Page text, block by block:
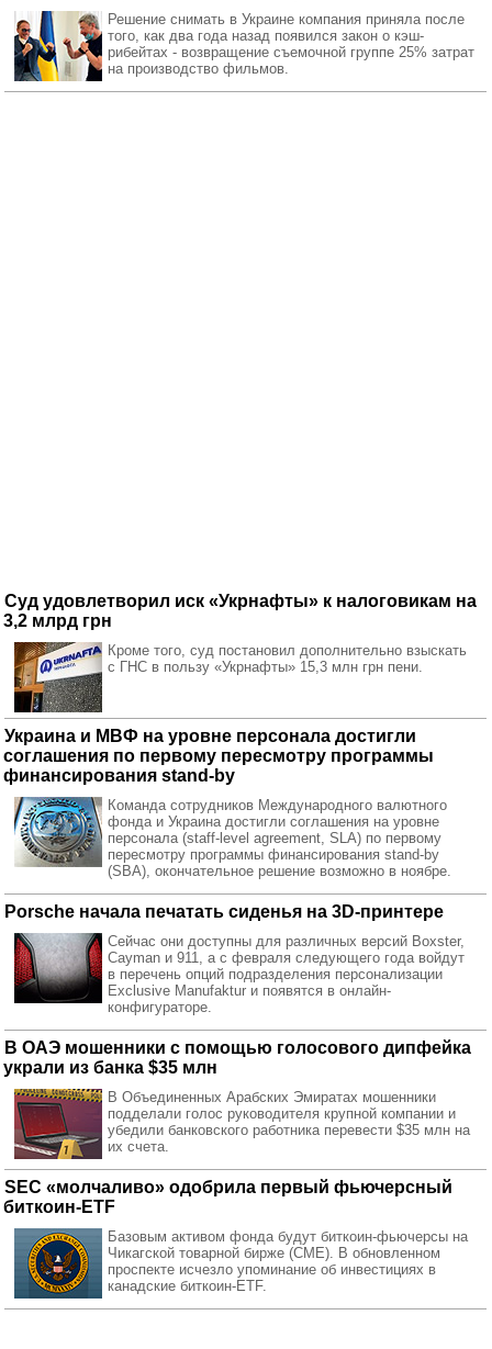
Решение снимать в Украине компания приняла после
того, как два года назад появился закон о кэш-
рибейтах - возвращение съемочной группе 25% затрат
на производство фильмов.
Суд удовлетворил иск «Укрнафты» к налоговикам на
3,2 млрд грн
Кроме того, суд постановил дополнительно взыскать
с ГНС в пользу «Укрнафты» 15,3 млн грн пени.
Украина и МВФ на уровне персонала достигли
соглашения по первому пересмотру программы
финансирования stand-by
Команда сотрудников Международного валютного
фонда и Украина достигли соглашения на уровне
персонала (staff-level agreement, SLA) по первому
пересмотру программы финансирования stand-by
(SBA), окончательное решение возможно в ноябре.
Porsche начала печатать сиденья на 3D-принтере
Сейчас они доступны для различных версий Boxster,
Cayman и 911, а с февраля следующего года войдут
в перечень опций подразделения персонализации
Exclusive Manufaktur и появятся в онлайн-
конфигураторе.
В ОАЭ мошенники с помощью голосового дипфейка
украли из банка $35 млн
В Объединенных Арабских Эмиратах мошенники
подделали голос руководителя крупной компании и
убедили банковского работника перевести $35 млн на
их счета.
SEC «молчаливо» одобрила первый фьючерсный
биткоин-ETF
Базовым активом фонда будут биткоин-фьючерсы на
Чикагской товарной бирже (CME). В обновленном
проспекте исчезло упоминание об инвестициях в
канадские биткоин-ETF.